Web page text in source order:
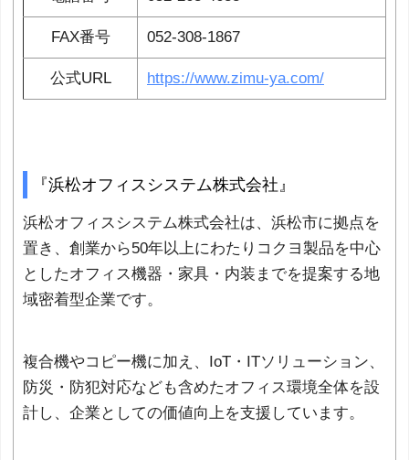
FAX番号 052-308-1867
公式URL https://www.zimu-ya.com/
『浜松オフィスシステム株式会社』
浜松オフィスシステム株式会社は、浜松市に拠点を
置き、創業から50年以上にわたりコクヨ製品を中心
としたオフィス機器・家具・内装までを提案する地
域密着型企業です。
複合機やコピー機に加え、IoT・ITソリューション、
防災・防犯対応なども含めたオフィス環境全体を設
計し、企業としての価値向上を支援しています。